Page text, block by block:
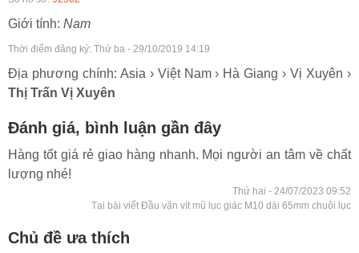
Giới tính: Nam
Thời điểm đăng ký: Thứ ba - 29/10/2019 14:19
Địa phương chính: Asia › Việt Nam › Hà Giang › Vị Xuyên ›
Thị Trấn Vị Xuyên
Đánh giá, bình luận gần đây
Hàng tốt giá rẻ giao hàng nhanh. Mọi người an tâm về chất
lượng nhé!
Thứ hai - 24/07/2023 09:52
Tại bài viết Đầu vặn vít mũ lục giác M10 dài 65mm chuôi lục
Chủ đề ưa thích